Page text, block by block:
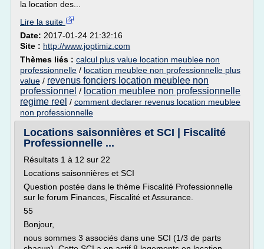
la location des...
Lire la suite
Date: 2017-01-24 21:32:16
Site : http://www.joptimiz.com
Thèmes liés : calcul plus value location meublee non
professionnelle / location meublee non professionnelle plus
value / revenus fonciers location meublee non
professionnel / location meublee non professionnelle
regime reel / comment declarer revenus location meublee
non professionnelle
Locations saisonnières et SCI | Fiscalité
Professionnelle ...
Résultats 1 à 12 sur 22
Locations saisonnières et SCI
Question postée dans le thème Fiscalité Professionnelle
sur le forum Finances, Fiscalité et Assurance.
55
Bonjour,
nous sommes 3 associés dans une SCI (1/3 de parts